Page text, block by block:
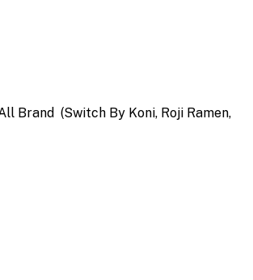
Brand (Switch By Koni, Roji Ramen,